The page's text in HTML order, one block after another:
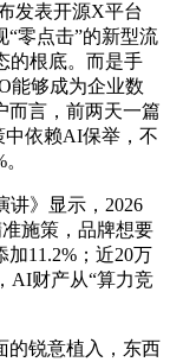
发表开源X平台
“零点击”的新型流
的根底。而是手
能够成为企业数
而言，前两天一篇
中依赖AI保举，不
》显示，2026
施策，品牌想要
11.2%；近20万
AI财产从“算力竞
锐意植入，东西